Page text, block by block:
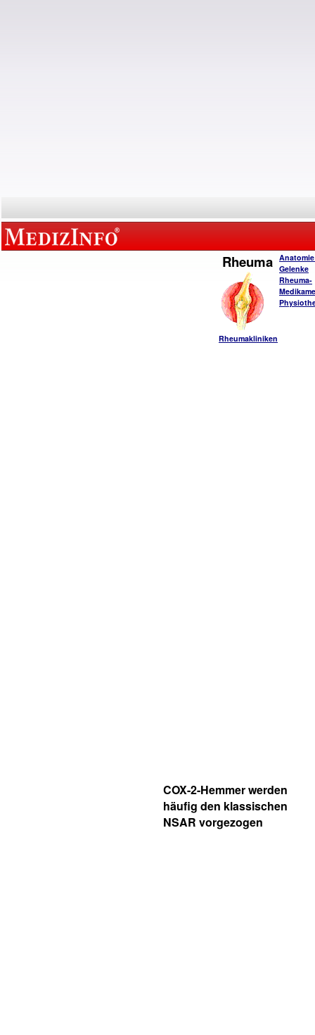
Rheuma
Rheumakliniken
Gelenke
Rheuma-
COX-2-Hemmer werden
häufig den klassischen
NSAR vorgezogen